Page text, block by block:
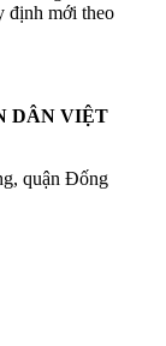
định mới theo
DÂN VIỆT
quận Đống